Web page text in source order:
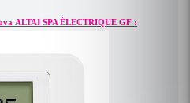
ALTAI SPA ÉLECTRIQUE GF :